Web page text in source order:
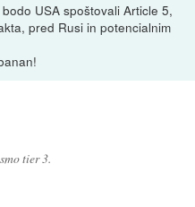
USA spoštovali Article 5,
pred Rusi in potencialnim
tier 3.